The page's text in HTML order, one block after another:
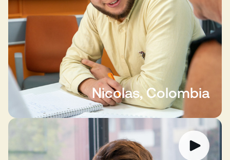
Nicolas, Colombia